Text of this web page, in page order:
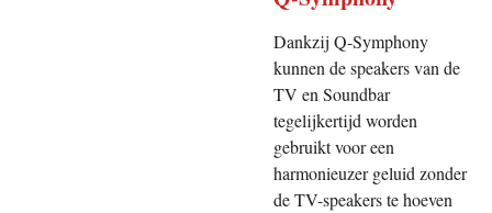
Dankzij Q-Symphony
kunnen de speakers van de
TV en Soundbar
tegelijkertijd worden
gebruikt voor een
harmonieuzer geluid zonder
de TV-speakers te hoeven